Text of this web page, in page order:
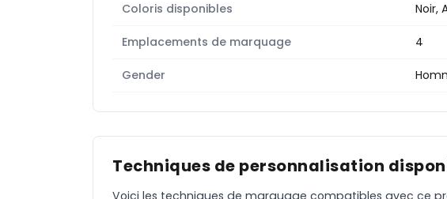
Coloris disponibles Noir,
Emplacements de marquage 4
Gender
Techniques de personnalisation